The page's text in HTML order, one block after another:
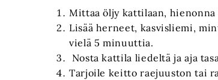
Mittaa öljy kattilaan,
Lisää herneet, kasvisliemi,
vielä 5 minuuttia.
Nosta kattila liedeltä ja aja
Tarjoile keitto raejuuston tai